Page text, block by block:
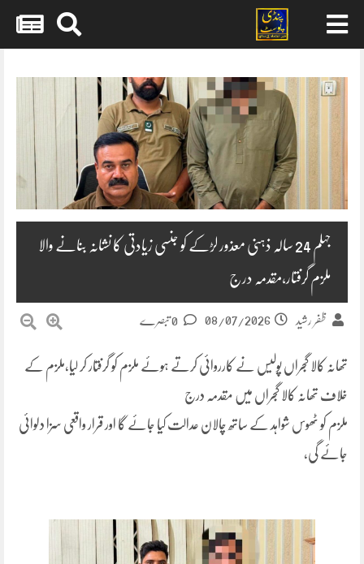
content
جہلم 24 سالہ ذہنی معذور لڑکے کو جنسی زیادتی کا نشانہ بنانے والا
ملزم گرفتار،مقدمہ درج
ظفر رشید 08/07/2026
تھانہ کالا گجراں پولیس نے کارروائی کرتے ہوئے ملزم کو گرفتار کر لیا،ملزم کے
خلاف تھانہ کالا گجراں میں مقدمہ درج
ملزم کو ٹھوس شواہد کے ساتھ چالان عدالت کیا جائے گا اور قرار واقعی سزا دلوائی
جائے گی،